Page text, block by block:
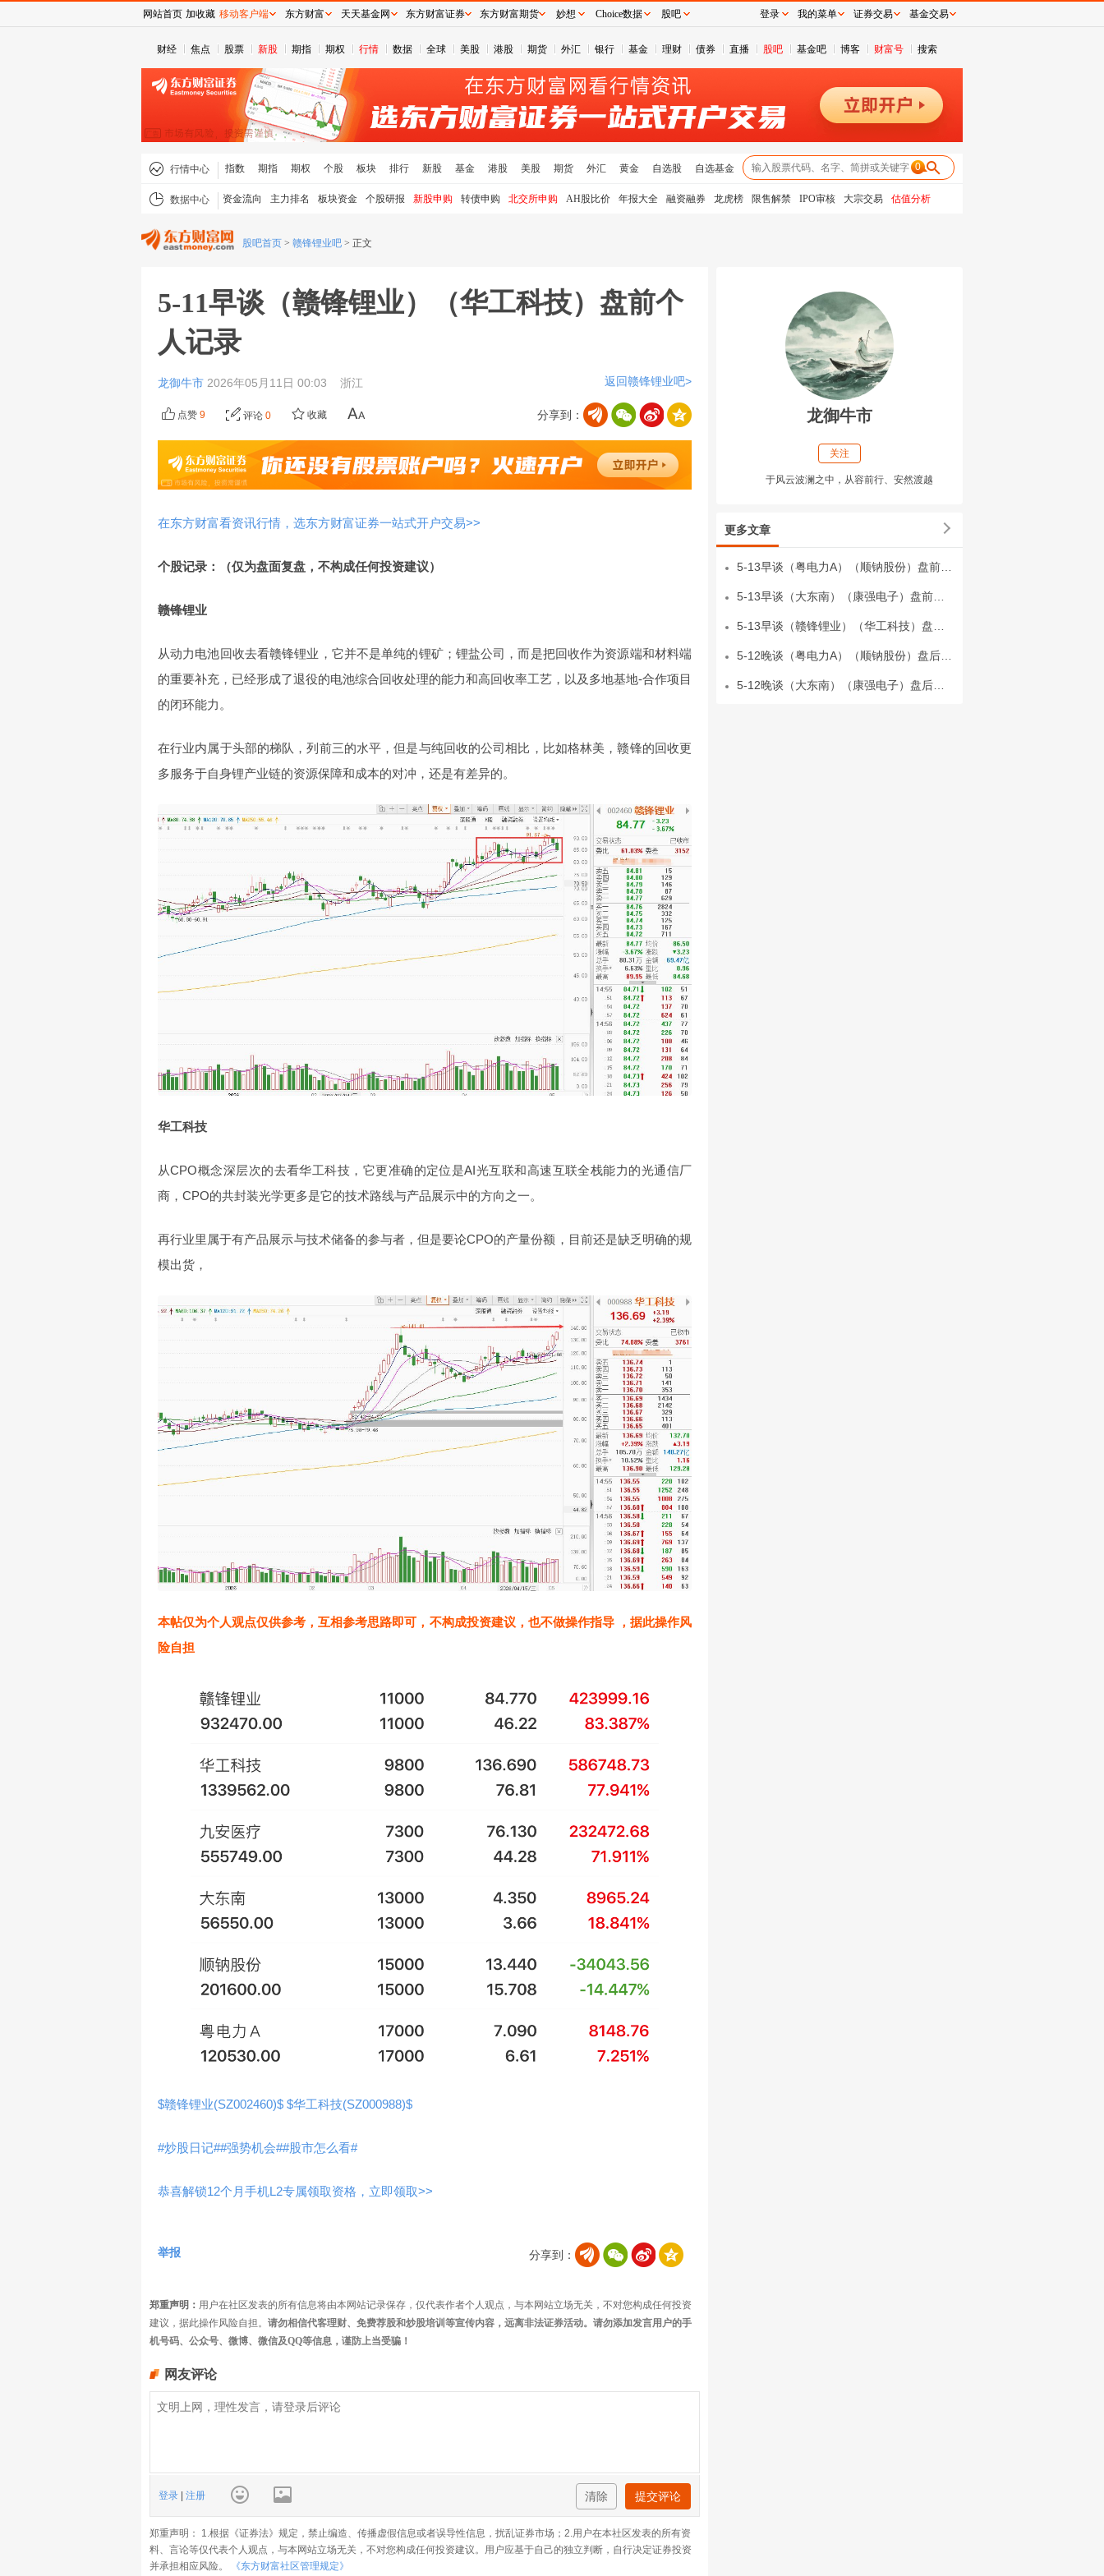
财经 焦点 股票 新股 期指 期权 行情 数据 全球 美股 港股 期货 外汇 银行 基金 理财 债券 直播 股吧 基金吧 博客 财富号 搜索
行情中心 指数 期指 期权 个股 板块 排行 新股 基金 港股 美股 期货 外汇 黄金 自选股 自选基金 0
数据中心 资金流向 主力排名 板块资金 个股研报 新股申购 转债申购 北交所申购 AH股比价 年报大全 融资融券 龙虎榜 限售解禁 IPO审核 大宗交易 估值分析
股吧首页 > 赣锋锂业吧 > 正文
5-11早谈（赣锋锂业）（华工科技）盘前个
人记录
龙御牛市 2026年05月11日 00:03 浙江 返回赣锋锂业吧>
分享到：
点赞 9 评论 0 收藏
在东方财富看资讯行情，选东方财富证券一站式开户交易>>
个股记录：（仅为盘面复盘，不构成任何投资建议）
赣锋锂业
从动力电池回收去看赣锋锂业，它并不是单纯的锂矿；锂盐公司，而是把回收作为资源端和材料端
的重要补充，已经形成了退役的电池综合回收处理的能力和高回收率工艺，以及多地基地-合作项目
的闭环能力。
在行业内属于头部的梯队，列前三的水平，但是与纯回收的公司相比，比如格林美，赣锋的回收更
多服务于自身锂产业链的资源保障和成本的对冲，还是有差异的。
华工科技
从CPO概念深层次的去看华工科技，它更准确的定位是AI光互联和高速互联全栈能力的光通信厂
商，CPO的共封装光学更多是它的技术路线与产品展示中的方向之一。
再行业里属于有产品展示与技术储备的参与者，但是要论CPO的产量份额，目前还是缺乏明确的规
模出货，
本帖仅为个人观点仅供参考，互相参考思路即可，不构成投资建议，也不做操作指导 ，据此操作风
险自担
$赣锋锂业(SZ002460)$ $华工科技(SZ000988)$
#炒股日记##强势机会##股市怎么看#
恭喜解锁12个月手机L2专属领取资格，立即领取>>
分享到：
举报
郑重声明： 用户在社区发表的所有信息将由本网站记录保存，仅代表作者个人观点，与本网站立场无关，不对您构成任何投资
建议，据此操作风险自担。 请勿相信代客理财、免费荐股和炒股培训等宣传内容，远离非法证券活动。请勿添加发言用户的手
机号码、公众号、微博、微信及QQ等信息，谨防上当受骗！
网友评论
登录 注册 清除 提交评论
郑重声明： 1.根据《证券法》规定，禁止编造、传播虚假信息或者误导性信息，扰乱证券市场；2.用户在本社区发表的所有资
料、言论等仅代表个人观点，与本网站立场无关，不对您构成任何投资建议。用户应基于自己的独立判断，自行决定证券投资
并承担相应风险。
《东方财富社区管理规定》
龙御牛市
关注
于风云波澜之中，从容前行、安然渡越
更多文章
网站首页 加收藏 移动客户端 东方财富 天天基金网 东方财富证券 东方财富期货 妙想 Choice数据 股吧 登录 我的菜单 证券交易 基金交易